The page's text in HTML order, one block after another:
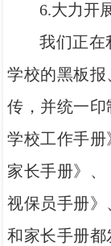
6.大力开
我们正在
学校的黑板
传，并统一
学校工作手
家长手册》
视保员手册
和家长手册都